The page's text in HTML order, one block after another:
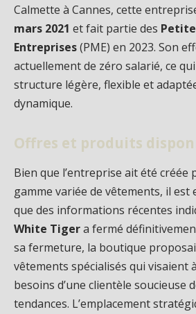
Calmette à Cannes, cette
mars 2021 et fait partie des
Entreprises(PME) en 2023. Son
actuellement de zéro salarié, ce
structure légère, flexible et
dynamique.
Offres et produits
Bien que l’entreprise ait été
gamme variée de vêtements, il est
que des informations récentes
White Tigera fermé
sa fermeture, la boutique
vêtements spécialisés qui visaient
besoins d’une clientèle soucieuse
tendances. L’emplacement